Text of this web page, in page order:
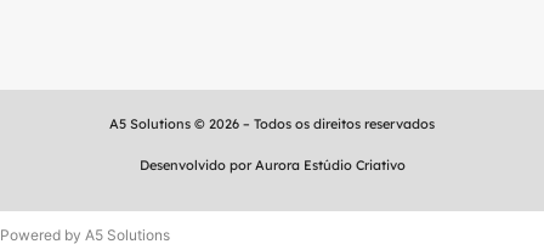
A5 Solutions © 2026 – Todos os direitos reservados
Desenvolvido porAurora Estúdio Criativo
Powered by A5 Solutions